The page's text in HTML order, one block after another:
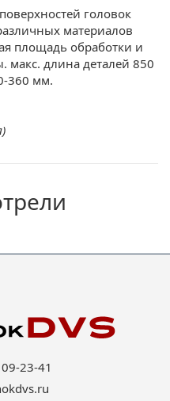
головок
материалов
площадь обработки и
длина деталей 850
360 мм.
23-41